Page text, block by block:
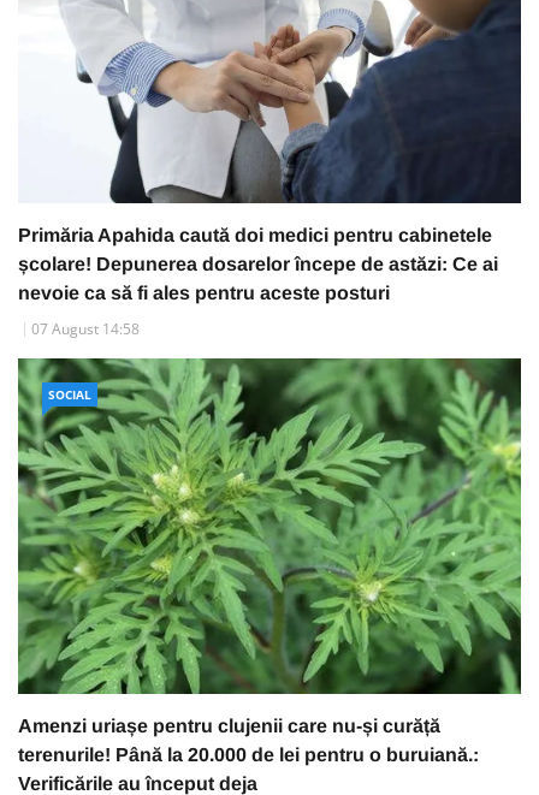
Primăria Apahida caută doi medici pentru cabinetele
școlare! Depunerea dosarelor începe de astăzi: Ce ai
nevoie ca să fi ales pentru aceste posturi
07 August 14:58
SOCIAL
Amenzi uriașe pentru clujenii care nu-și curăță
terenurile! Până la 20.000 de lei pentru o buruiană.:
Verificările au început deja